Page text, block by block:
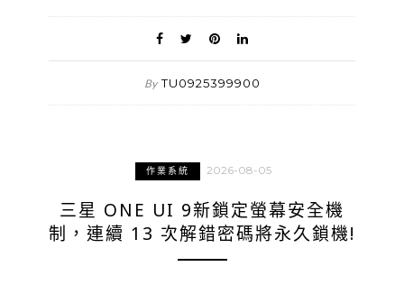
By TU0925399900
作業系統 2026-08-05
三星 ONE UI 9新鎖定螢幕安全機
制，連續 13 次解錯密碼將永久鎖機!